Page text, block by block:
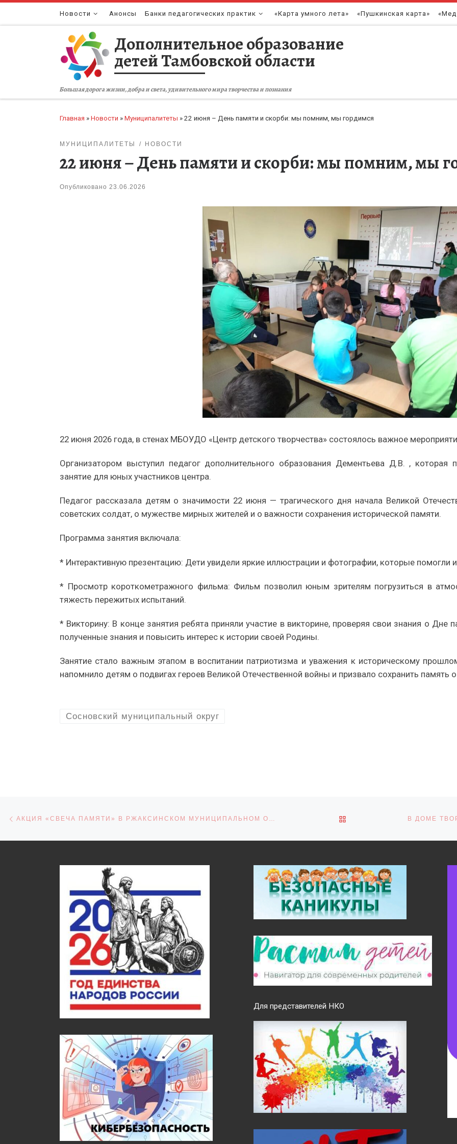
Перейти к содержимому
Новости Анонсы Банки педагогических практик «Карта умного лета» «Пушкинская карта»
Дополнительное образование
детей Тамбовской области
Большая дорога жизни, добра и света, удивительного мира творчества и познания
Главная » Новости » Муниципалитеты » 22 июня – День памяти и скорби: мы помним, мы гордимся
МУНИЦИПАЛИТЕТЫ НОВОСТИ
22 июня – День памяти и скорби: мы помним, мы
Опубликовано 23.06.2026
22 июня 2026 года, в стенах МБОУДО «Центр детского творчества» состоялось важное
Организатором выступил педагог дополнительного образования Дементьева Д.В. , которая
занятие для юных участников центра.
Педагог рассказала детям о значимости 22 июня — трагического дня начала Великой
советских солдат, о мужестве мирных жителей и о важности сохранения исторической памяти.
Программа занятия включала:
* Интерактивную презентацию: Дети увидели яркие иллюстрации и фотографии, которые
* Просмотр короткометражного фильма: Фильм позволил юным зрителям погрузиться в
тяжесть пережитых испытаний.
* Викторину: В конце занятия ребята приняли участие в викторине, проверяя свои знания о Дне
полученные знания и повысить интерес к истории своей Родины.
Занятие стало важным этапом в воспитании патриотизма и уважения к историческому
напомнило детям о подвигах героев Великой Отечественной войны и призвало сохранить память
Сосновский муниципальный округ
Навигация по записям ОБРАТНО К СПИСКУ
Для представителей НКО